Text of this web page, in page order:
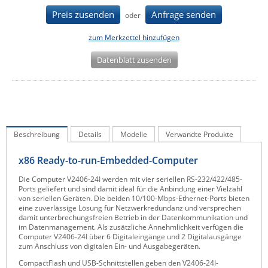
IEC Lock
Kramer Electronics
LigoWave
Moxa
Netio
Panorama Antennas
PatchSee
Power Kingdom
Poynting
Preis zusenden oder Anfrage senden
zum Merkzettel hinzufügen
Datenblatt zusenden
Beschreibung Details Modelle Verwandte Produkte
x86 Ready-to-run-Embedded-Computer
Die Computer V2406-24I werden mit vier seriellen RS-232/422/485-
Ports geliefert und sind damit ideal für die Anbindung einer Vielzahl
von seriellen Geräten. Die beiden 10/100-Mbps-Ethernet-Ports bieten
eine zuverlässige Lösung für Netzwerkredundanz und versprechen
damit unterbrechungsfreien Betrieb in der Datenkommunikation und
im Datenmanagement. Als zusätzliche Annehmlichkeit verfügen die
Computer V2406-24I über 6 Digitaleingänge und 2 Digitalausgänge
zum Anschluss von digitalen Ein- und Ausgabegeräten.
CompactFlash und USB-Schnittstellen geben den V2406-24I-